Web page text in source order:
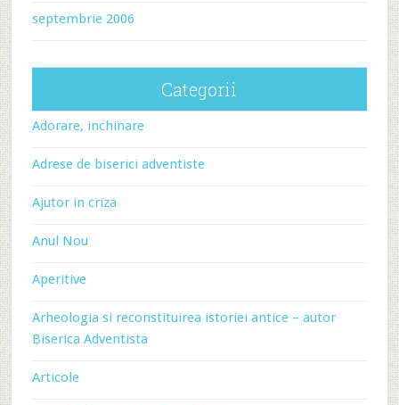
septembrie 2006
Categorii
Adorare, inchinare
Adrese de biserici adventiste
Ajutor in criza
Anul Nou
Aperitive
Arheologia si reconstituirea istoriei antice – autor
Biserica Adventista
Articole